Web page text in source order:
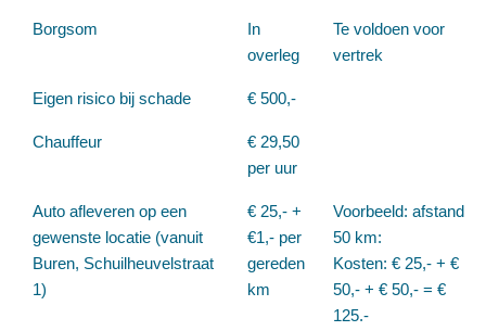
Borgsom
In
overleg
Te voldoen voor
vertrek
Eigen risico bij schade € 500,-
Chauffeur
€ 29,50
per uur
Auto afleveren op een
gewenste locatie (vanuit
Buren, Schuilheuvelstraat
1)
€ 25,- +
€1,- per
gereden
km
Voorbeeld: afstand
50 km:
Kosten: € 25,- + €
50,- + € 50,- = €
125.-